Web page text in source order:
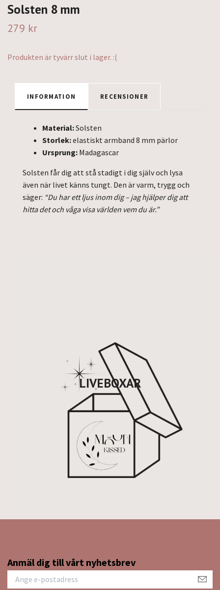
LIVEBOXAR
Solsten 8 mm
279 kr
Produkten är tyvärr slut i lager. :(
INFORMATION RECENSIONER
Material:Solsten
Storlek:elastiskt armband 8 mm pärlor
Ursprung: Madagascar
Solsten får dig att stå stadigt i dig själv och lysa
även när livet känns tungt. Den är varm, trygg och
säger: “Du har ett ljus inom dig – jag hjälper dig att
hitta det och våga visa världen vem du är.”
Anmäl dig till vårt nyhetsbrev